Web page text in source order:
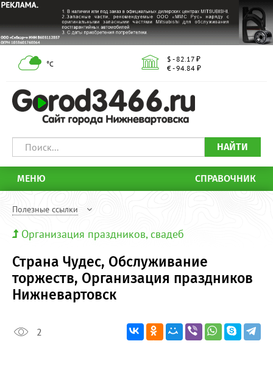
°С
$ - 82.17 ₽
€ - 94.84 ₽
НАЙТИ
МЕНЮ СПРАВОЧНИК
Полезные ссылки
Организация праздников, свадеб
Страна Чудес, Обслуживание
торжеств, Организация праздников
Нижневартовск
2